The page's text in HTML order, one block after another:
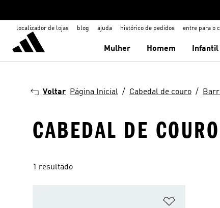
localizador de lojas blog ajuda histórico de pedidos entre para o
Mulher Homem Infantil
Voltar Página Inicial Cabedal de couro
CABEDAL DE
1 resultado